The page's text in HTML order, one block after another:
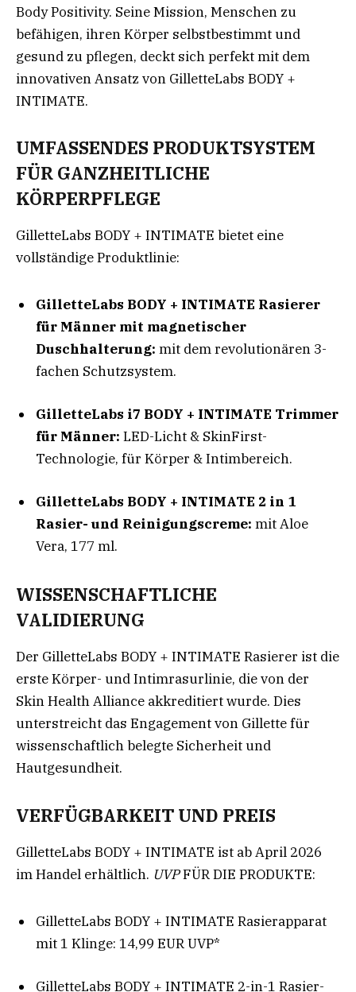
Body Positivity. Seine Mission, Menschen zu
befähigen, ihren Körper selbstbestimmt und
gesund zu pflegen, deckt sich perfekt mit dem
innovativen Ansatz von GilletteLabs BODY +
INTIMATE.
UMFASSENDES PRODUKTSYSTEM
FÜR GANZHEITLICHE
KÖRPERPFLEGE
GilletteLabs BODY + INTIMATE bietet eine
vollständige Produktlinie:
GilletteLabs BODY + INTIMATE Rasierer
für Männer mit magnetischer
Duschhalterung: mit dem revolutionären 3-
fachen Schutzsystem.
GilletteLabs i7 BODY + INTIMATE Trimmer
für Männer: LED-Licht & SkinFirst-
Technologie, für Körper & Intimbereich.
GilletteLabs BODY + INTIMATE 2 in 1
Rasier- und Reinigungscreme: mit Aloe
Vera, 177 ml.
WISSENSCHAFTLICHE
VALIDIERUNG
Der GilletteLabs BODY + INTIMATE Rasierer ist die
erste Körper- und Intimrasurlinie, die von der
Skin Health Alliance akkreditiert wurde. Dies
unterstreicht das Engagement von Gillette für
wissenschaftlich belegte Sicherheit und
Hautgesundheit.
VERFÜGBARKEIT UND PREIS
GilletteLabs BODY + INTIMATE ist ab April 2026
im Handel erhältlich. UVPFÜR DIE PRODUKTE:
GilletteLabs BODY + INTIMATE Rasierapparat
mit 1 Klinge: 14,99 EUR UVP*
GilletteLabs BODY + INTIMATE 2-in-1 Rasier-